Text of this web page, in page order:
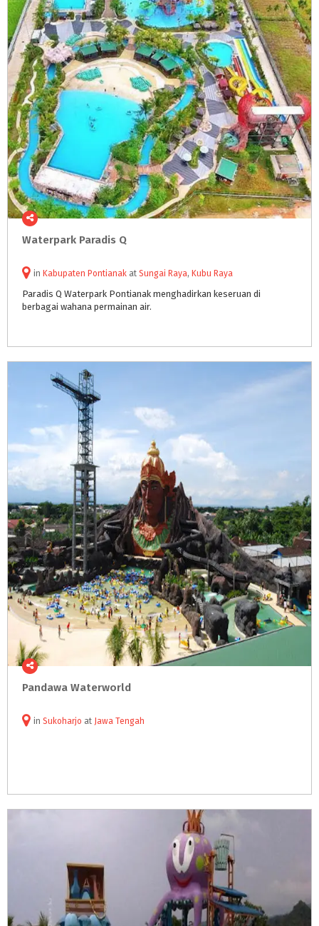
Waterpark Paradis Q
in Kabupaten Pontianak at Sungai Raya, Kubu Raya
Paradis Q Waterpark Pontianak menghadirkan keseruan di
berbagai wahana permainan air.
Pandawa Waterworld
in Sukoharjo at Jawa Tengah